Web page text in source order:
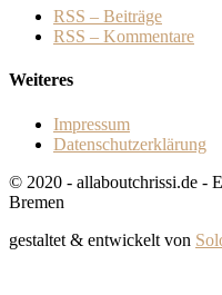
RSS – Beiträge
RSS – Kommentare
Weiteres
Impressum
Datenschutzerklärung
© 2020 - allaboutchrissi.de -
Bremen
gestaltet & entwickelt von